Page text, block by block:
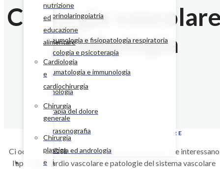
Otorinolaringoiatria
Pneumologia e fisiopatologia respiratoria
Psicologia e psicoterapia
Reumatologia e immunologia
Senologia
Terapia del dolore
Ultrasonografia
Urologia ed andrologia
Servizi
nutrizione
ed
educazione
alimentare
Cardiologia
e
cardiochirurgia
Chirurgia
generale
Chirurgia
plastica
e
Chirurgia
e flebologia
CHC - COMMUNITY HEALTH CARE
Ci occupiamo di diagnosi e cura delle patologie che interessano
l’apparato cardio vascolare e patologie del sistema vascolare